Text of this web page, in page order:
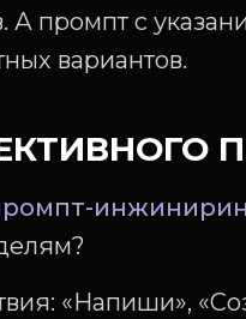
А промпт с
вариантов.
«Напиши»,